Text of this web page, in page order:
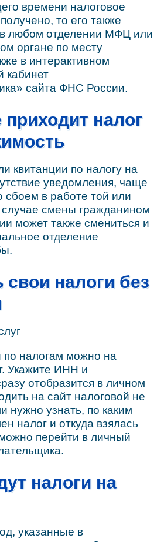
времени налоговое
то его также
любом отделении МФЦ или
органе по месту
в интерактивном
кабинет
сайта ФНС России.
налог
квитанции по налогу на
уведомления, чаще
сбоем в работе той или
смены гражданином
может также смениться и
отделение
свои налоги без
по налогам можно на
Укажите ИНН и
отобразится в личном
на сайт налоговой не
нужно узнать, по каким
налог и откуда взялась
перейти в личный
налоги на
указанные в